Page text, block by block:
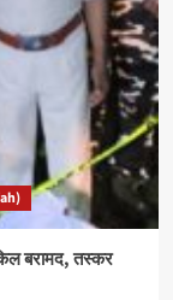
बरामद, तस्कर